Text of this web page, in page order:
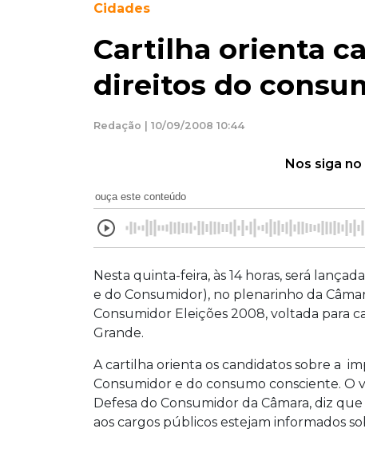
Cidades
Cartilha orienta
direitos do
Redação | 10/09/2008 10:44
Nos siga no
ouça este conteúdo
Nesta quinta-feira, às 14 horas, será
e do Consumidor), no plenarinho da
Consumidor Eleições 2008, voltada para
Grande.
A cartilha orienta os candidatos sobre a
Consumidor e do consumo consciente. O
Defesa do Consumidor da Câmara, diz
aos cargos públicos estejam informados